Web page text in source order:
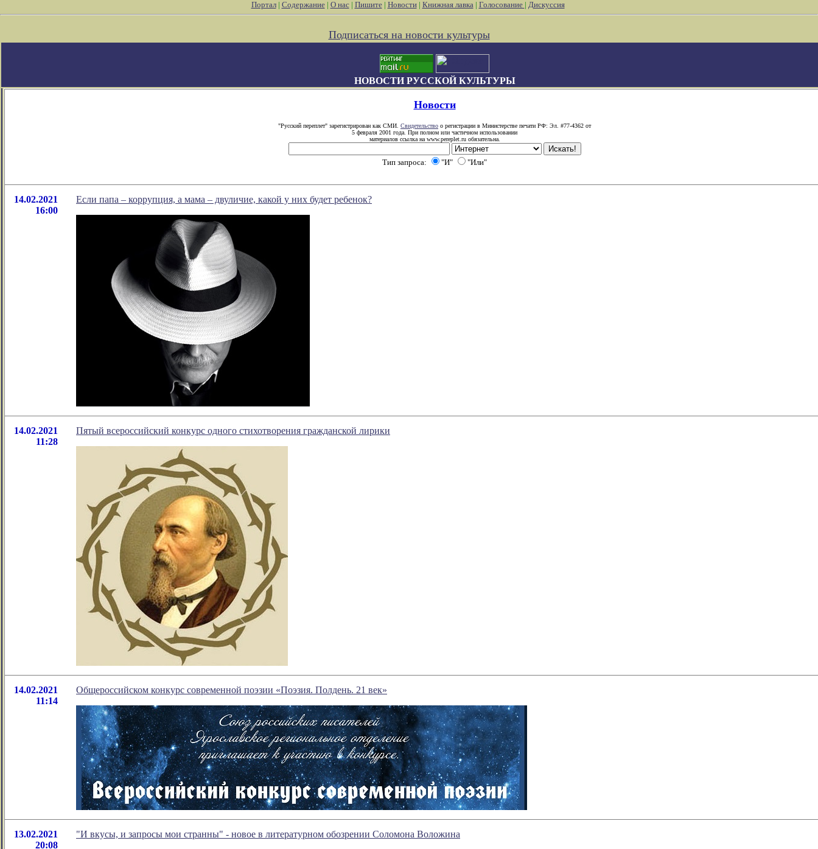
Портал| Содержание| О нас| Пишите| Новости| Книжная лавка| Голосование | Дискуссия
Подписаться на новости культуры
НОВОСТИ РУССКОЙ КУЛЬТУРЫ
Новости
"Русский переплет" зарегистрирован как СМИ. Свидетельство о регистрации в Министерстве печати РФ: Эл. #77-4362 от
5 февраля 2001 года. При полном или частичном использовании
материалов ссылка на www.pereplet.ru обязательна.
Тип запроса: "И" "Или"
14.02.2021
16:00
Если папа – коррупция, а мама – двуличие, какой у них будет ребенок?
14.02.2021
11:28
Пятый всероссийский конкурс одного стихотворения гражданской лирики
14.02.2021
11:14
Общероссийском конкурс современной поэзии «Поэзия. Полдень. 21 век»
13.02.2021
20:08
"И вкусы, и запросы мои странны" - новое в литературном обозрении Соломона Воложина